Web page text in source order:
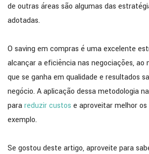
de outras áreas são algumas das
adotadas.
O saving em compras é uma excelente
alcançar a eficiência nas negociações, ao
que se ganha em qualidade e resultados
negócio. A aplicação dessa metodologia
parareduzir custos e aproveitar melhor
exemplo.
Se gostou deste artigo, aproveite para